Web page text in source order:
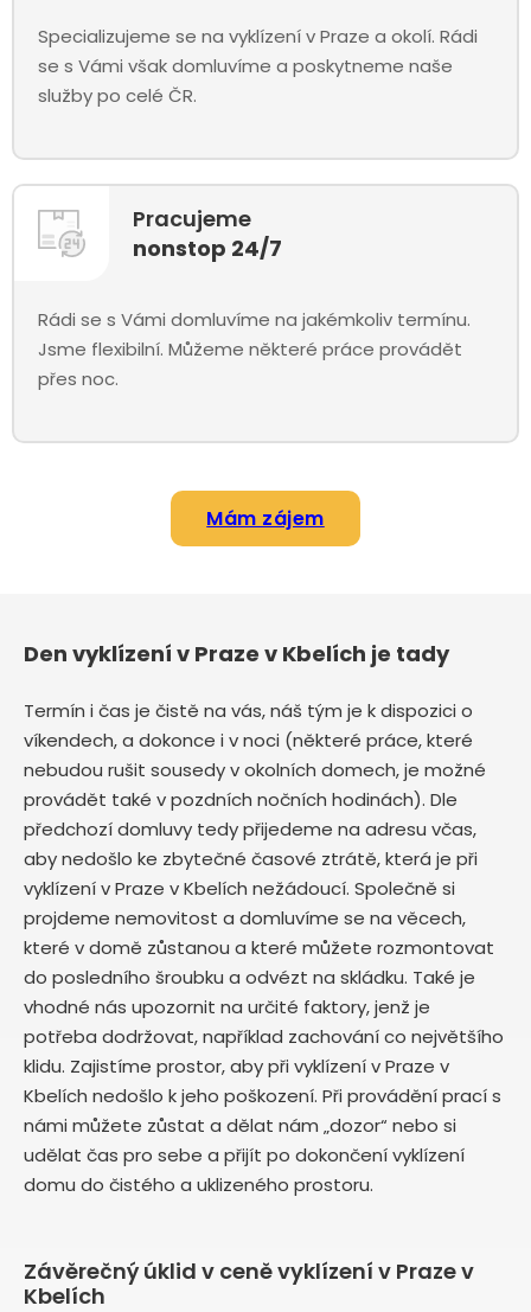
Specializujeme se na vyklízení v Praze a okolí. Rádi
se s Vámi však domluvíme a poskytneme naše
služby po celé ČR.
Pracujeme
nonstop 24/7
Rádi se s Vámi domluvíme na jakémkoliv termínu.
Jsme flexibilní. Můžeme některé práce provádět
přes noc.
Mám zájem
Den vyklízení v Praze v Kbelích je tady
Termín i čas je čistě na vás, náš tým je k dispozici o
víkendech, a dokonce i v noci (některé práce, které
nebudou rušit sousedy v okolních domech, je možné
provádět také v pozdních nočních hodinách). Dle
předchozí domluvy tedy přijedeme na adresu včas,
aby nedošlo ke zbytečné časové ztrátě, která je při
vyklízení v Praze v Kbelích nežádoucí. Společně si
projdeme nemovitost a domluvíme se na věcech,
které v domě zůstanou a které můžete rozmontovat
do posledního šroubku a odvézt na skládku. Také je
vhodné nás upozornit na určité faktory, jenž je
potřeba dodržovat, například zachování co největšího
klidu. Zajistíme prostor, aby při vyklízení v Praze v
Kbelích nedošlo k jeho poškození. Při provádění prací s
námi můžete zůstat a dělat nám „dozor“ nebo si
udělat čas pro sebe a přijít po dokončení vyklízení
domu do čistého a uklizeného prostoru.
Závěrečný úklid v ceně vyklízení v Praze v
Kbelích